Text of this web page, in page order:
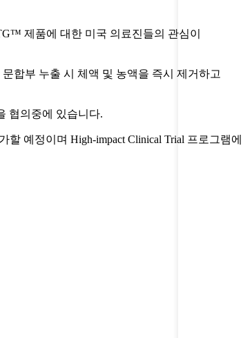
제품에 대한 미국 의료진들의 관심이
합부 누출 시 체액 및 농액을 즉시 제거하고
협의중에 있습니다.
할 예정이며 High-impact Clinical Trial 프로그램에